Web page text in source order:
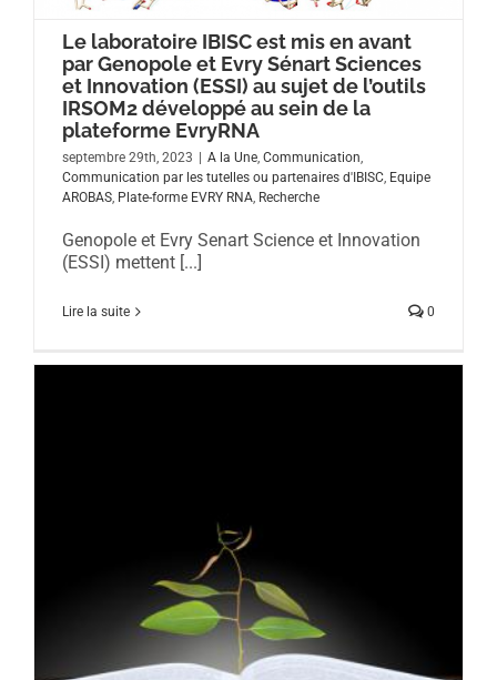
Le laboratoire IBISC est mis en avant
par Genopole et Evry Sénart Sciences
et Innovation (ESSI) au sujet de l’outils
IRSOM2 développé au sein de la
plateforme EvryRNA
septembre 29th, 2023 A la Une, Communication,
Communication par les tutelles ou partenaires d'IBISC, Equipe
AROBAS, Plate-forme EVRY RNA, Recherche
Genopole et Evry Senart Science et Innovation
(ESSI) mettent [...]
Lire la suite 0